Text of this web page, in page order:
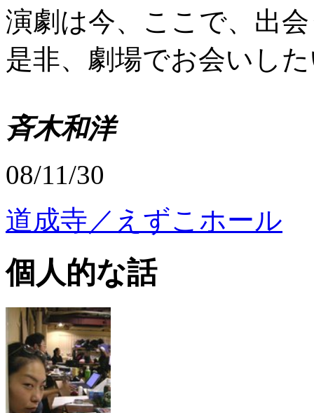
演劇は今、ここで、出
是非、劇場でお会いし
斉木和洋
08/11/30
道成寺／えずこホール
個人的な話